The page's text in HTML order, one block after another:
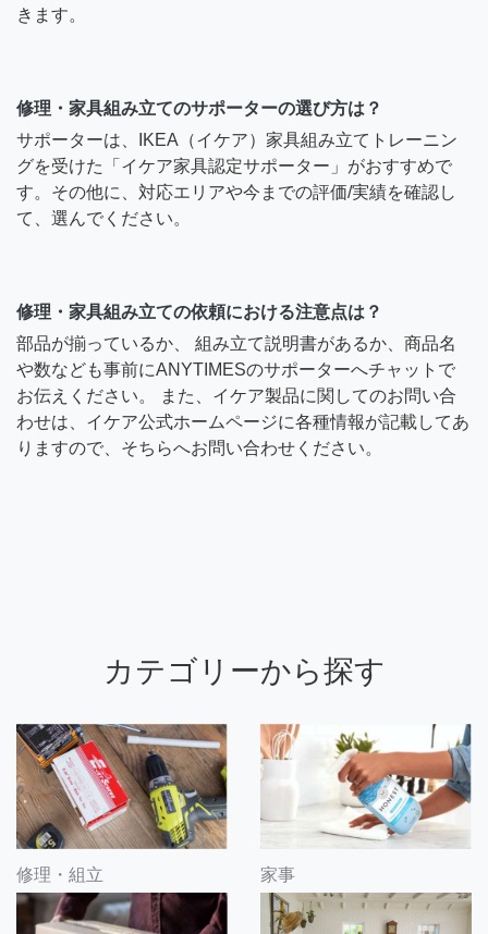
きます。
修理・家具組み立てのサポーターの選び方は？
サポーターは、IKEA（イケア）家具組み立てトレーニン
グを受けた「イケア家具認定サポーター」がおすすめで
す。その他に、対応エリアや今までの評価/実績を確認し
て、選んでください。
修理・家具組み立ての依頼における注意点は？
部品が揃っているか、 組み立て説明書があるか、商品名
や数なども事前にANYTIMESのサポーターへチャットで
お伝えください。 また、イケア製品に関してのお問い合
わせは、イケア公式ホームページに各種情報が記載してあ
りますので、そちらへお問い合わせください。
カテゴリーから探す
修理・組立 家事